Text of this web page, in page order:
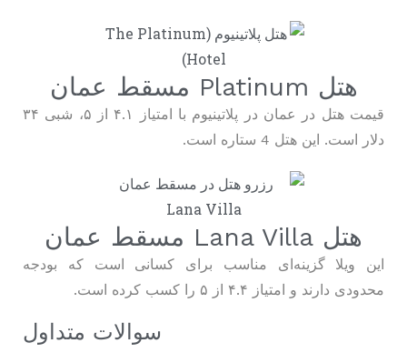
هتل Platinum مسقط عمان
قیمت هتل در عمان در پلاتینیوم با امتیاز ۴.۱ از ۵، شبی ۳۴
دلار است. این هتل 4 ستاره است.
هتل Lana Villa مسقط عمان
این ویلا گزینه‌ای مناسب برای کسانی است که بودجه
محدودی دارند و امتیاز ۴.۴ از ۵ را کسب کرده است.
سوالات متداول